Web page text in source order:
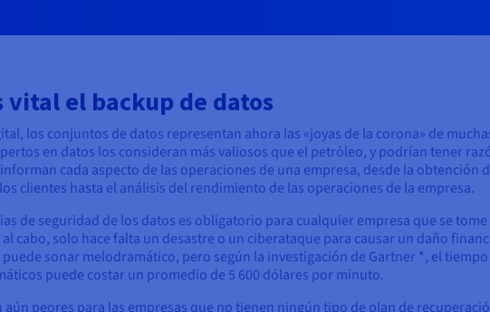
vital el backup de datos
los conjuntos de datos representan ahora las «joyas de la corona» de
en datos los consideran más valiosos que el petróleo, y podrían tener
cada aspecto de las operaciones de una empresa, desde la obtención
clientes hasta el análisis del rendimiento de las operaciones de la empresa.
de seguridad de los datos es obligatorio para cualquier empresa que se
cabo, solo hace falta un desastre o un ciberataque para causar un daño
puede sonar melodramático, pero según la investigación de Gartner *, el
puede costar un promedio de 5 600 dólares por minuto.
aún peores para las empresas que no tienen ningún tipo de plan de